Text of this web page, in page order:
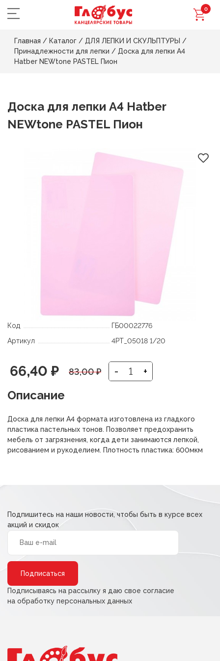
0
Главная / Каталог / ДЛЯ ЛЕПКИ И СКУЛЬПТУРЫ /
Принадлежности для лепки / Доска для лепки А4
Hatber NEWtone PASTEL Пион
Доска для лепки А4 Hatber
NEWtone PASTEL Пион
Код
ГБ00022776
Артикул
4РТ_05018 1/20
83,00₽
Первоначальная
цена
составляла
83,00 ₽.
66,40 ₽
Текущая
цена:
66,40 ₽.
- +
Описание
Доска для лепки А4 формата изготовлена из гладкого
пластика пастельных тонов. Позволяет предохранить
мебель от загрязнения, когда дети занимаются лепкой,
рисованием и рукоделием. Плотность пластика: 600мкм
Подпишитесь на наши новости, чтобы быть в курсе всех
акций и скидок
Подписываясь на рассылку я даю свое согласие
на обработку персональных данных